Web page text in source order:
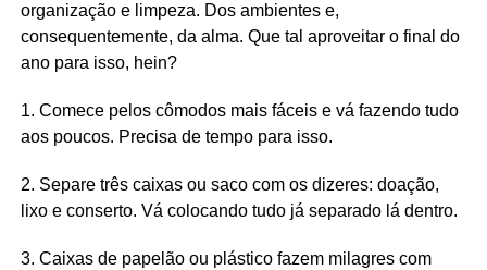
organização e limpeza. Dos ambientes e,
consequentemente, da alma. Que tal aproveitar o final do
ano para isso, hein?
1. Comece pelos cômodos mais fáceis e vá fazendo tudo
aos poucos. Precisa de tempo para isso.
2. Separe três caixas ou saco com os dizeres: doação,
lixo e conserto. Vá colocando tudo já separado lá dentro.
3. Caixas de papelão ou plástico fazem milagres com